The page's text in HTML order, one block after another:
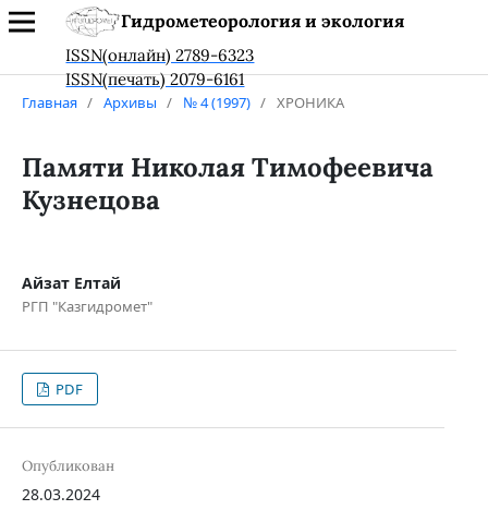
Гидрометеорология и экология
ISSN(онлайн) 2789-6323
ISSN(печать) 2079-6161
Главная / Архивы / № 4 (1997) / ХРОНИКА
Памяти Николая Тимофеевича
Кузнецова
Айзат Елтай
РГП "Казгидромет"
PDF
Опубликован
28.03.2024